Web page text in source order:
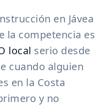
en Jávea
la competencia es
local serio desde
cuando alguien
en la Costa
y no